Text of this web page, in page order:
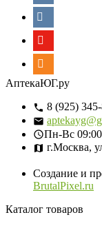
АптекаЮГ.ру
8 (925)
Пн-Вс
г.Москва,
Создание и
BrutalPixel.ru
Каталог товаров